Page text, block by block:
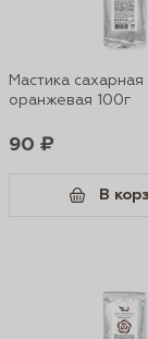
Мастика сахарная
оранжевая 100г
90 ₽
В